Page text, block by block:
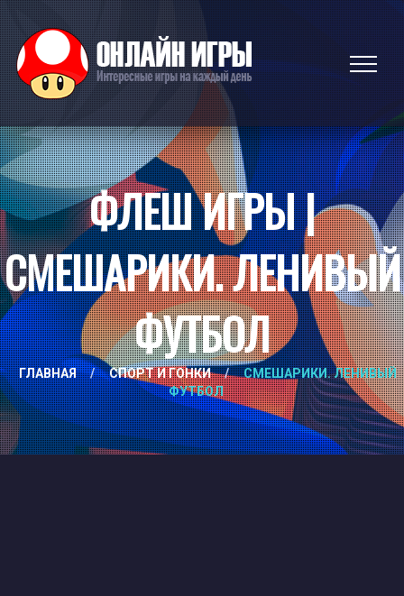
ФЛЕШ ИГРЫ |
СМЕШАРИКИ. ЛЕНИВЫЙ
ФУТБОЛ
ГЛАВНАЯ / СПОРТ И ГОНКИ /
СМЕШАРИКИ. ЛЕНИВЫЙ
ФУТБОЛ